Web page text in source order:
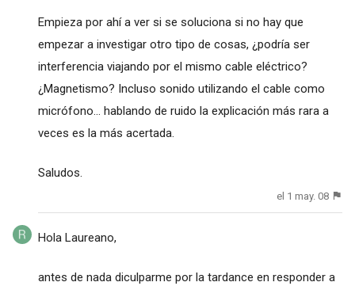
Empieza por ahí a ver si se soluciona si no hay que
empezar a investigar otro tipo de cosas, ¿podría ser
interferencia viajando por el mismo cable eléctrico?
¿Magnetismo? Incluso sonido utilizando el cable como
micrófono... hablando de ruido la explicación más rara a
veces es la más acertada.
Saludos.
el 1 may. 08
Hola Laureano,
antes de nada diculparme por la tardance en responder a